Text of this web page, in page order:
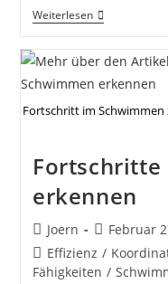
WeiterlesenVom
Becken
Freiwasser
Fortschritt im
Fortschritte
erkennen
Beitrags-
Autor:
Joern
Beitrag
Februar
Beitrags-
Kategorie:
Effizienz /
Fähigkeiten /